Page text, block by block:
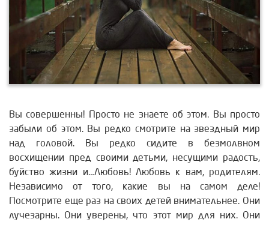
Вы совершенны! Просто не знаете об этом. Вы просто
забыли об этом. Вы редко смотрите на звездный мир
над головой. Вы редко сидите в безмолвном
восхищении пред своими детьми, несущими радость,
буйство жизни и…Любовь! Любовь к вам, родителям.
Независимо от того, какие вы на самом деле!
Посмотрите еще раз на своих детей внимательнее. Они
лучезарны. Они уверены, что этот мир для них. Они